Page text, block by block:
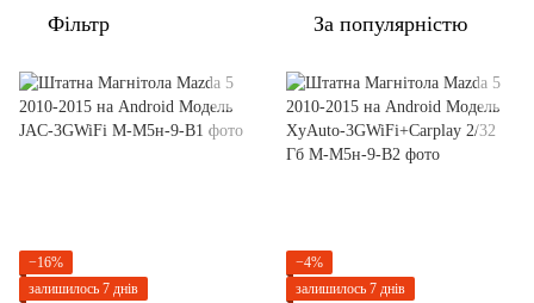
Фільтр За популярністю
−16%
залишилось 7 днів
−4%
залишилось 7 днів